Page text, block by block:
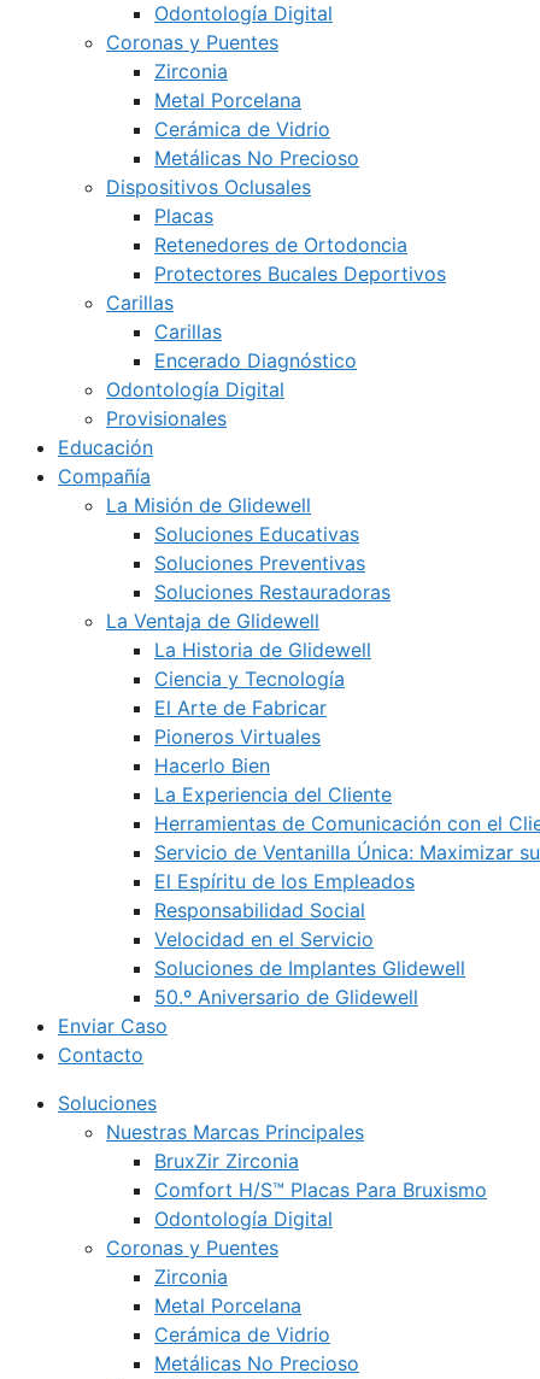
Odontología Digital
Coronas y Puentes
Zirconia
Metal Porcelana
Cerámica de Vidrio
Metálicas No Precioso
Dispositivos Oclusales
Placas
Retenedores de Ortodoncia
Protectores Bucales Deportivos
Carillas
Carillas
Encerado Diagnóstico
Odontología Digital
Provisionales
Educación
Compañía
La Misión de Glidewell
Soluciones Educativas
Soluciones Preventivas
Soluciones Restauradoras
La Ventaja de Glidewell
La Historia de Glidewell
Ciencia y Tecnología
El Arte de Fabricar
Pioneros Virtuales
Hacerlo Bien
La Experiencia del Cliente
Herramientas de Comunicación con el
Servicio de Ventanilla Única: Maximizar
El Espíritu de los Empleados
Responsabilidad Social
Velocidad en el Servicio
Soluciones de Implantes Glidewell
50.º Aniversario de Glidewell
Enviar Caso
Contacto
Soluciones
Nuestras Marcas Principales
BruxZir Zirconia
Comfort H/S™ Placas Para Bruxismo
Odontología Digital
Coronas y Puentes
Zirconia
Metal Porcelana
Cerámica de Vidrio
Metálicas No Precioso